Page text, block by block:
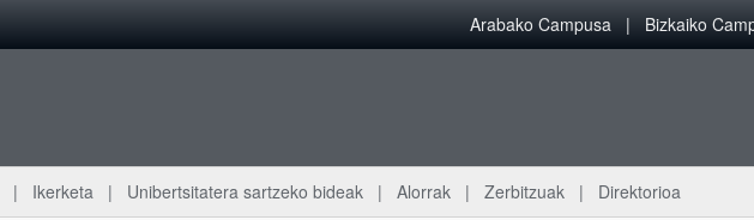
Arabako Campusa Bizkaiko
Ikerketa Unibertsitatera sartzeko bideak Alorrak Zerbitzuak Direktorioa